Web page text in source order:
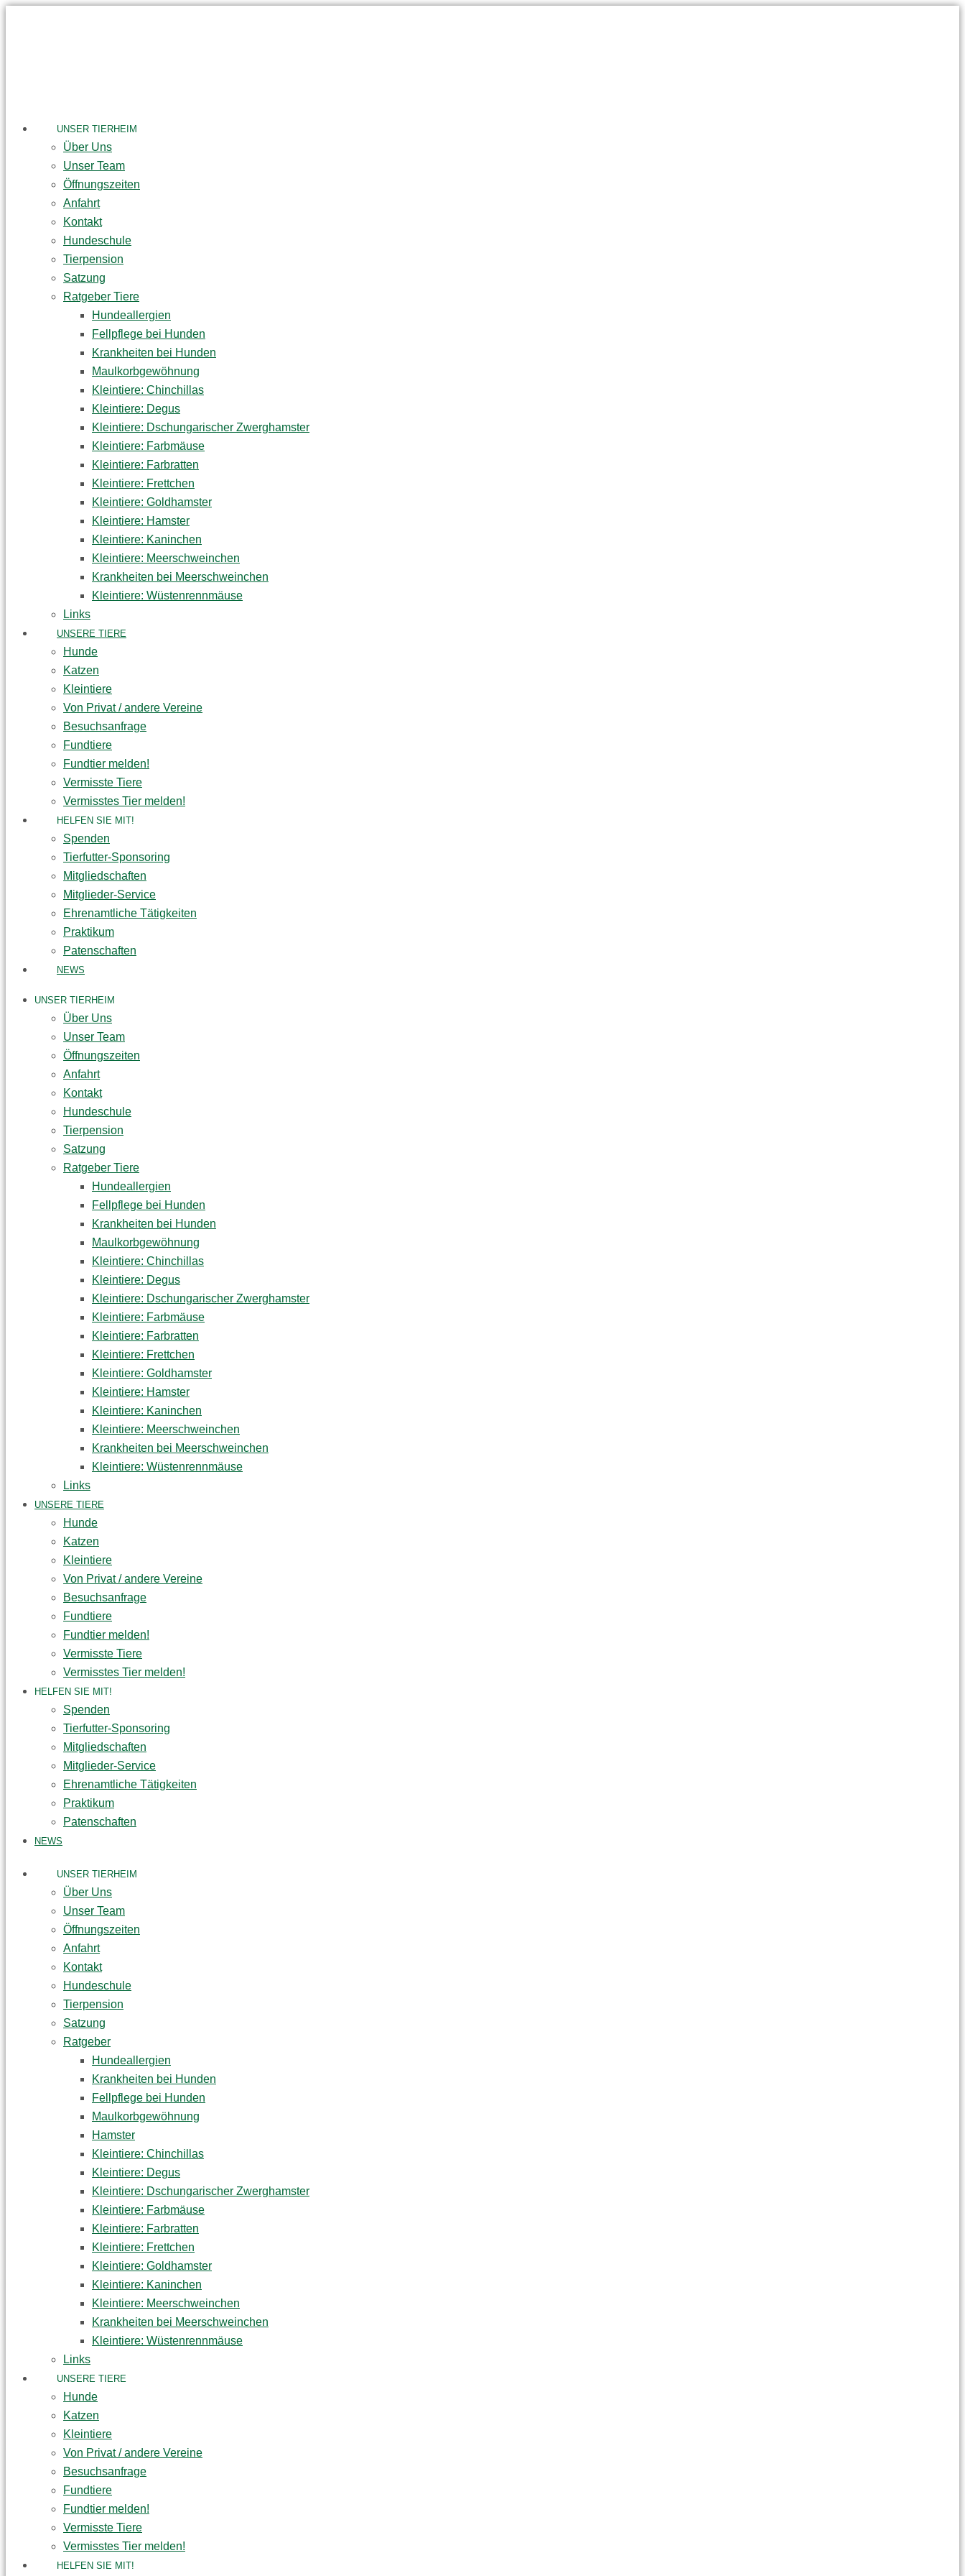
UNSER TIERHEIM
Über Uns
Unser Team
Öffnungszeiten
Anfahrt
Kontakt
Hundeschule
Tierpension
Satzung
Ratgeber Tiere
Hundeallergien
Fellpflege bei Hunden
Krankheiten bei Hunden
Maulkorbgewöhnung
Kleintiere: Chinchillas
Kleintiere: Degus
Kleintiere: Dschungarischer Zwerghamster
Kleintiere: Farbmäuse
Kleintiere: Farbratten
Kleintiere: Frettchen
Kleintiere: Goldhamster
Kleintiere: Hamster
Kleintiere: Kaninchen
Kleintiere: Meerschweinchen
Krankheiten bei Meerschweinchen
Kleintiere: Wüstenrennmäuse
Links
UNSERE TIERE
Hunde
Katzen
Kleintiere
Von Privat / andere Vereine
Besuchsanfrage
Fundtiere
Fundtier melden!
Vermisste Tiere
Vermisstes Tier melden!
HELFEN SIE MIT!
Spenden
Tierfutter-Sponsoring
Mitgliedschaften
Mitglieder-Service
Ehrenamtliche Tätigkeiten
Praktikum
Patenschaften
NEWS
UNSER TIERHEIM
Über Uns
Unser Team
Öffnungszeiten
Anfahrt
Kontakt
Hundeschule
Tierpension
Satzung
Ratgeber Tiere
Hundeallergien
Fellpflege bei Hunden
Krankheiten bei Hunden
Maulkorbgewöhnung
Kleintiere: Chinchillas
Kleintiere: Degus
Kleintiere: Dschungarischer Zwerghamster
Kleintiere: Farbmäuse
Kleintiere: Farbratten
Kleintiere: Frettchen
Kleintiere: Goldhamster
Kleintiere: Hamster
Kleintiere: Kaninchen
Kleintiere: Meerschweinchen
Krankheiten bei Meerschweinchen
Kleintiere: Wüstenrennmäuse
Links
UNSERE TIERE
Hunde
Katzen
Kleintiere
Von Privat / andere Vereine
Besuchsanfrage
Fundtiere
Fundtier melden!
Vermisste Tiere
Vermisstes Tier melden!
HELFEN SIE MIT!
Spenden
Tierfutter-Sponsoring
Mitgliedschaften
Mitglieder-Service
Ehrenamtliche Tätigkeiten
Praktikum
Patenschaften
NEWS
UNSER TIERHEIM
Über Uns
Unser Team
Öffnungszeiten
Anfahrt
Kontakt
Hundeschule
Tierpension
Satzung
Ratgeber
Hundeallergien
Krankheiten bei Hunden
Fellpflege bei Hunden
Maulkorbgewöhnung
Hamster
Kleintiere: Chinchillas
Kleintiere: Degus
Kleintiere: Dschungarischer Zwerghamster
Kleintiere: Farbmäuse
Kleintiere: Farbratten
Kleintiere: Frettchen
Kleintiere: Goldhamster
Kleintiere: Kaninchen
Kleintiere: Meerschweinchen
Krankheiten bei Meerschweinchen
Kleintiere: Wüstenrennmäuse
Links
UNSERE TIERE
Hunde
Katzen
Kleintiere
Von Privat / andere Vereine
Besuchsanfrage
Fundtiere
Fundtier melden!
Vermisste Tiere
Vermisstes Tier melden!
HELFEN SIE MIT!